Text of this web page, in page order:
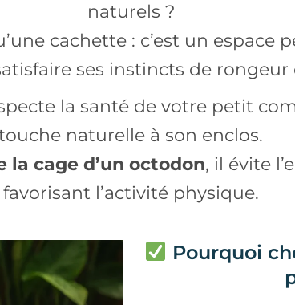
naturels ?
cachette : c’est un espace
ses instincts de rongeur
la santé de votre petit
naturelle à son enclos.
la cage d’un octodon, il évite
favorisant l’activité physique.
Pourquoi